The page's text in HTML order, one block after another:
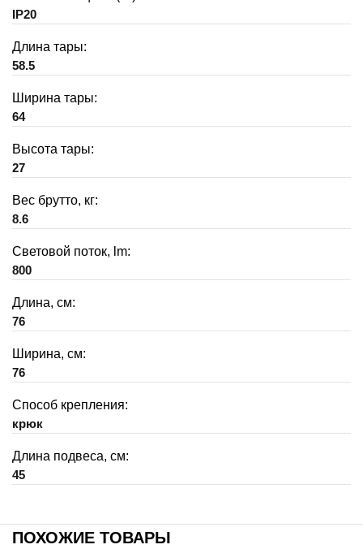
IP20
Длина тары:
58.5
Ширина тары:
64
Высота тары:
27
Вес брутто, кг:
8.6
Световой поток, lm:
800
Длина, см:
76
Ширина, см:
76
Способ крепления:
крюк
Длина подвеса, см:
45
ПОХОЖИЕ ТОВАРЫ